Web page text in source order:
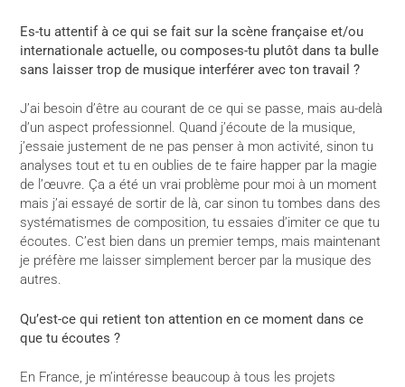
Es-tu attentif à ce qui se fait sur la scène française et/ou
internationale actuelle, ou composes-tu plutôt dans ta bulle
sans laisser trop de musique interférer avec ton travail ?
J’ai besoin d’être au courant de ce qui se passe, mais au-delà
d’un aspect professionnel. Quand j’écoute de la musique,
j’essaie justement de ne pas penser à mon activité, sinon tu
analyses tout et tu en oublies de te faire happer par la magie
de l’œuvre. Ça a été un vrai problème pour moi à un moment
mais j’ai essayé de sortir de là, car sinon tu tombes dans des
systématismes de composition, tu essaies d’imiter ce que tu
écoutes. C’est bien dans un premier temps, mais maintenant
je préfère me laisser simplement bercer par la musique des
autres.
Qu’est-ce qui retient ton attention en ce moment dans ce
que tu écoutes ?
En France, je m’intéresse beaucoup à tous les projets